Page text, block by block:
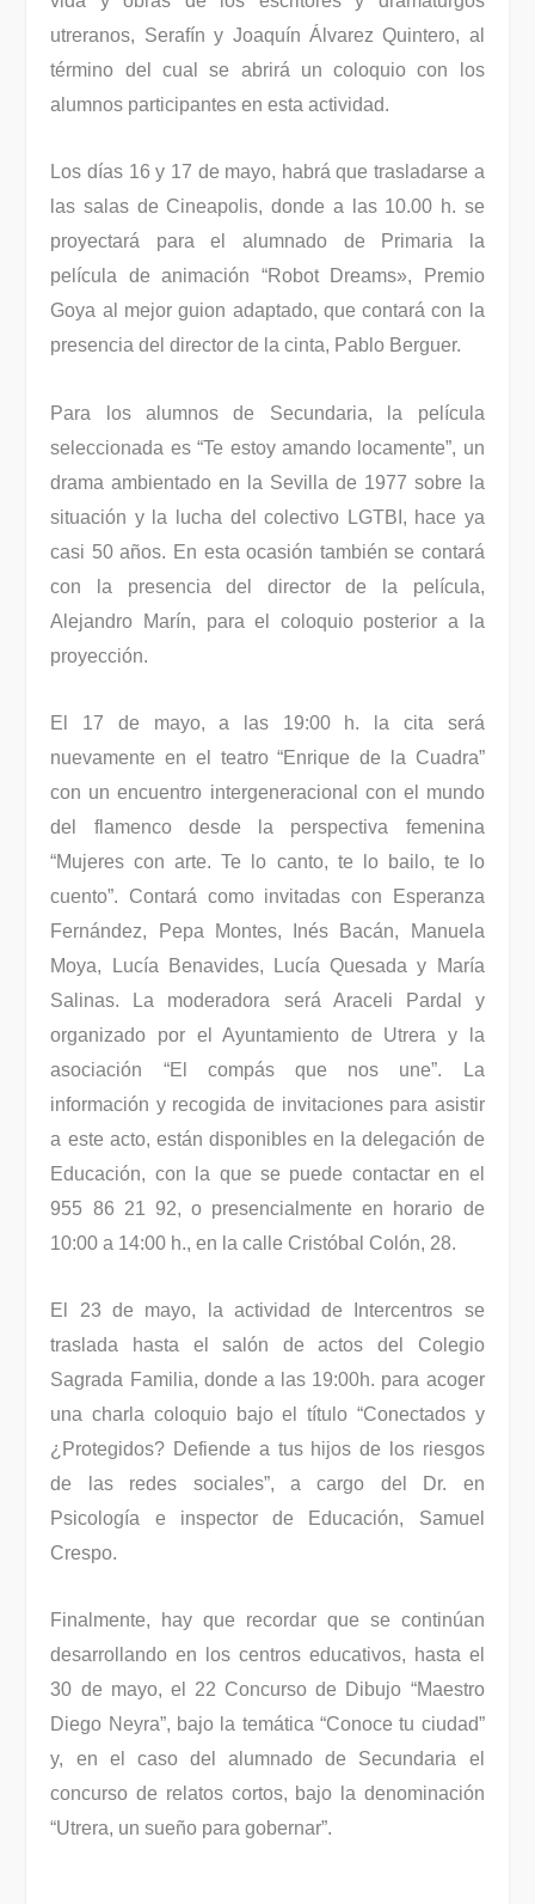
utreranos, Serafín y Joaquín Álvarez Quintero, al
término del cual se abrirá un coloquio con los
alumnos participantes en esta actividad.
Los días 16 y 17 de mayo, habrá que trasladarse a
las salas de Cineapolis, donde a las 10.00 h. se
proyectará para el alumnado de Primaria la
película de animación “Robot Dreams», Premio
Goya al mejor guion adaptado, que contará con la
presencia del director de la cinta, Pablo Berguer.
Para los alumnos de Secundaria, la película
seleccionada es “Te estoy amando locamente”, un
drama ambientado en la Sevilla de 1977 sobre la
situación y la lucha del colectivo LGTBI, hace ya
casi 50 años. En esta ocasión también se contará
con la presencia del director de la película,
Alejandro Marín, para el coloquio posterior a la
proyección.
El 17 de mayo, a las 19:00 h. la cita será
nuevamente en el teatro “Enrique de la Cuadra”
con un encuentro intergeneracional con el mundo
del flamenco desde la perspectiva femenina
“Mujeres con arte. Te lo canto, te lo bailo, te lo
cuento”. Contará como invitadas con Esperanza
Fernández, Pepa Montes, Inés Bacán, Manuela
Moya, Lucía Benavides, Lucía Quesada y María
Salinas. La moderadora será Araceli Pardal y
organizado por el Ayuntamiento de Utrera y la
asociación “El compás que nos une”. La
información y recogida de invitaciones para asistir
a este acto, están disponibles en la delegación de
Educación, con la que se puede contactar en el
955 86 21 92, o presencialmente en horario de
10:00 a 14:00 h., en la calle Cristóbal Colón, 28.
El 23 de mayo, la actividad de Intercentros se
traslada hasta el salón de actos del Colegio
Sagrada Familia, donde a las 19:00h. para acoger
una charla coloquio bajo el título “Conectados y
¿Protegidos? Defiende a tus hijos de los riesgos
de las redes sociales”, a cargo del Dr. en
Psicología e inspector de Educación, Samuel
Crespo.
Finalmente, hay que recordar que se continúan
desarrollando en los centros educativos, hasta el
30 de mayo, el 22 Concurso de Dibujo “Maestro
Diego Neyra”, bajo la temática “Conoce tu ciudad”
y, en el caso del alumnado de Secundaria el
concurso de relatos cortos, bajo la denominación
“Utrera, un sueño para gobernar”.